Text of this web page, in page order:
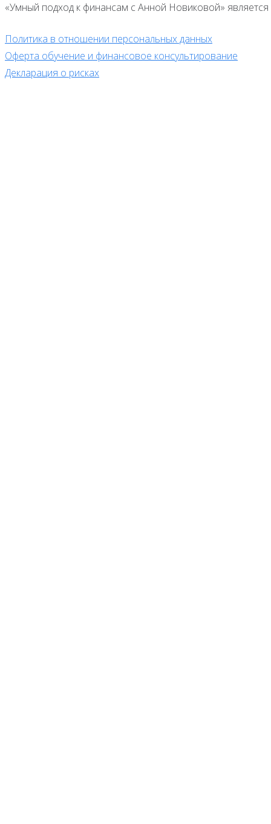
«Умный подход к финансам с Анной Новиковой»
Политика в отношении персональных данных
Оферта обучение и финансовое консультирование
Декларация о рисках